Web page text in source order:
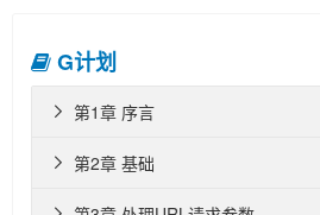
G计划
第1章 序言

第2章 基础
